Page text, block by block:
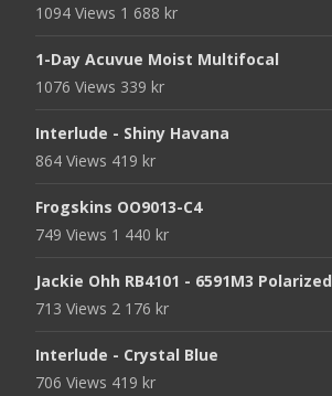
1094 Views 1 688 kr
1-Day Acuvue Moist Multifocal
1076 Views 339 kr
Interlude - Shiny Havana
864 Views 419 kr
Frogskins OO9013-C4
749 Views 1 440 kr
Jackie Ohh RB4101 - 6591M3 Polarized
713 Views 2 176 kr
Interlude - Crystal Blue
706 Views 419 kr